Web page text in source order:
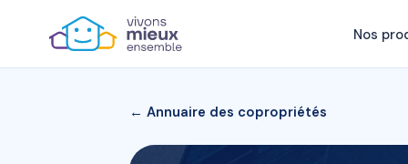
Nos
← Annuaire des copropriétés